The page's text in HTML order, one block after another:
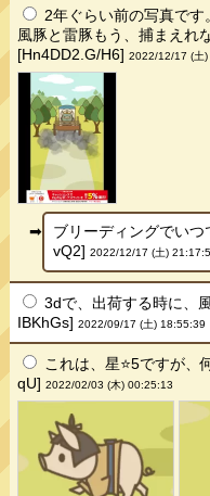
2年ぐらい前の写真です
風豚と雷豚もう、捕まえれ
[Hn4DD2.G/H6]2022/12/17 (土
ブリーディングでい
vQ2] 2022/12/17 (土)
3dで、出荷する時に、
IBKhGs]2022/09/17 (土) 18:55:39
これは、星⭐️5ですが、
qU]2022/02/03 (木) 00:25:13